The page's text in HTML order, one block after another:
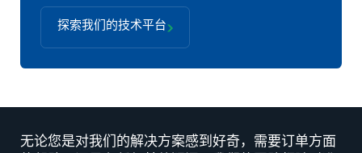
探索我们的技术平台
无论您是对我们的解决方案感到好奇，需要订单方面